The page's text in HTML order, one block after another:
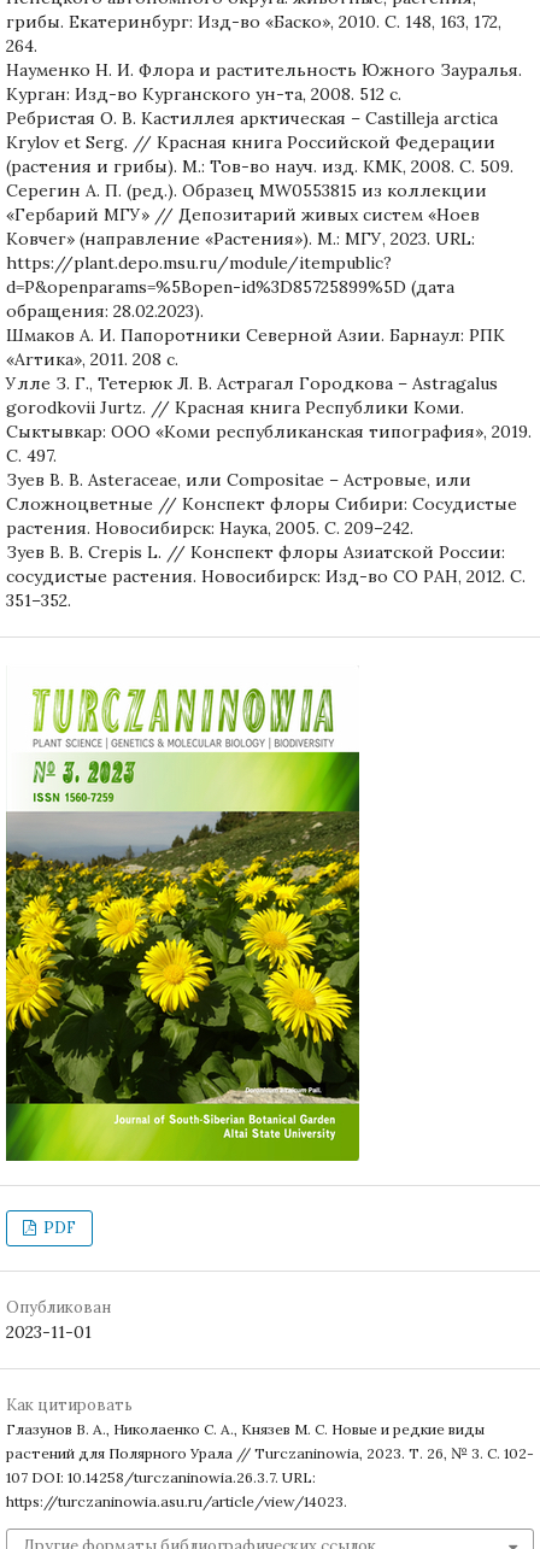
грибы. Екатеринбург: Изд-во «Баско», 2010. С. 148, 163, 172,
264.
Науменко Н. И. Флора и растительность Южного Зауралья.
Курган: Изд-во Курганского ун-та, 2008. 512 с.
Ребристая О. В. Кастиллея арктическая – Castilleja arctica
Krylov et Serg. // Красная книга Российской Федерации
(растения и грибы). М.: Тов-во науч. изд. КМК, 2008. С. 509.
Серегин А. П. (ред.). Образец MW0553815 из коллекции
«Гербарий МГУ» // Депозитарий живых систем «Ноев
Ковчег» (направление «Растения»). М.: МГУ, 2023. URL:
https://plant.depo.msu.ru/module/itempublic?
d=P&openparams=%5Bopen-id%3D85725899%5D (дата
обращения: 28.02.2023).
Шмаков А. И. Папоротники Северной Азии. Барнаул: РПК
«Аrтика», 2011. 208 с.
Улле З. Г., Тетерюк Л. В. Астрагал Городкова – Astragalus
gorodkovii Jurtz. // Красная книга Республики Коми.
Сыктывкар: ООО «Коми республиканская типография», 2019.
С. 497.
Зуев В. В. Asteraceae, или Compositae – Астровые, или
Сложноцветные // Конспект флоры Сибири: Сосудистые
растения. Новосибирск: Наука, 2005. С. 209–242.
Зуев В. В. Crepis L. // Конспект флоры Азиатской России:
сосудистые растения. Новосибирск: Изд-во СО РАН, 2012. С.
351–352.
PDF
Опубликован
2023-11-01
Как цитировать
Глазунов В. А., Николаенко С. А., Князев М. С. Новые и редкие виды
растений для Полярного Урала // Turczaninowia, 2023. Т. 26, № 3. С. 102-
107 DOI: 10.14258/turczaninowia.26.3.7. URL:
https://turczaninowia.asu.ru/article/view/14023.